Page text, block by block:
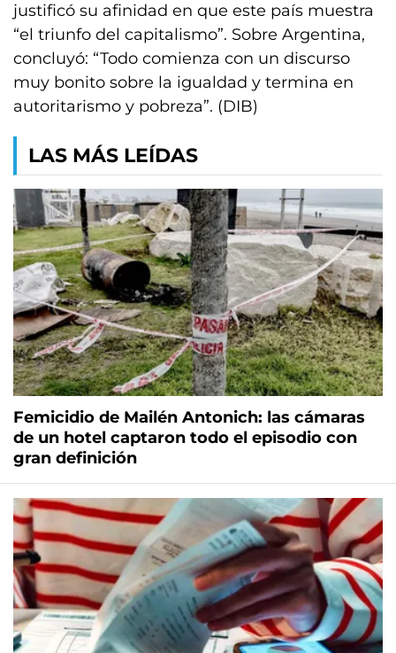
justificó su afinidad en que este país muestra
“el triunfo del capitalismo”. Sobre Argentina,
concluyó: “Todo comienza con un discurso
muy bonito sobre la igualdad y termina en
autoritarismo y pobreza”. (DIB)
LAS MÁS LEÍDAS
Femicidio de Mailén Antonich: las cámaras
de un hotel captaron todo el episodio con
gran definición